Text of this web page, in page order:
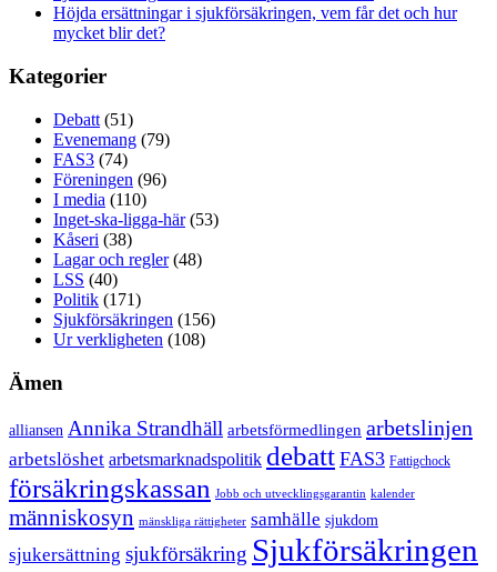
Höjda ersättningar i sjukförsäkringen, vem får det och hur
mycket blir det?
Kategorier
Debatt (51)
Evenemang (79)
FAS3 (74)
Föreningen (96)
I media (110)
Inget-ska-ligga-här(53)
Kåseri (38)
Lagar och regler(48)
LSS (40)
Politik (171)
Sjukförsäkringen (156)
Ur verkligheten (108)
Ämen
alliansen Annika Strandhäll arbetsförmedlingen arbetslinjen
arbetslöshet arbetsmarknadspolitik debatt FAS3 Fattigchock
försäkringskassan Jobb och utvecklingsgarantin kalender
människosyn mänskliga rättigheter samhälle sjukdom
sjukersättning sjukförsäkring Sjukförsäkringen